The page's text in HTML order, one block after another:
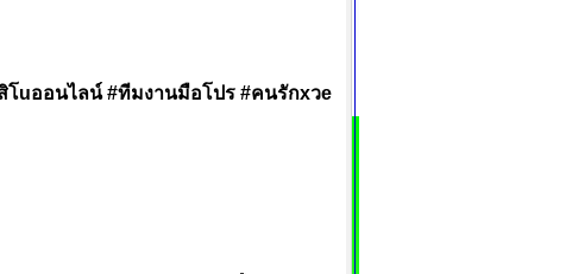
โuออนไลน์ #ทีมงานมือโปร #คนรักxวe